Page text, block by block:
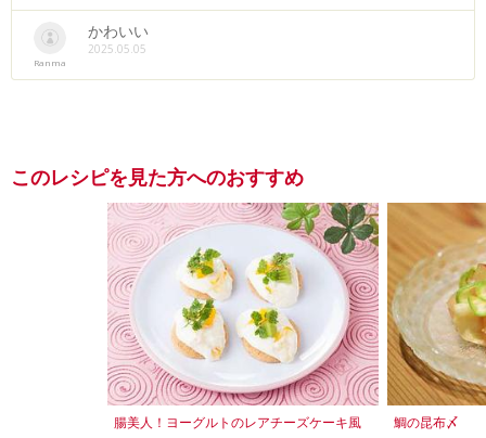
Ranma
かわいい
2025.05.05
このレシピを見た方へのおすすめ
腸美人！ヨーグルトのレアチーズケーキ風 鯛の昆布〆